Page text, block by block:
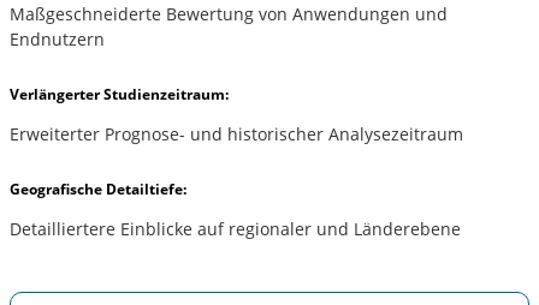
Maßgeschneiderte Bewertung von Anwendungen und
Endnutzern
Verlängerter Studienzeitraum:
Erweiterter Prognose- und historischer Analysezeitraum
Geografische Detailtiefe:
Detailliertere Einblicke auf regionaler und Länderebene